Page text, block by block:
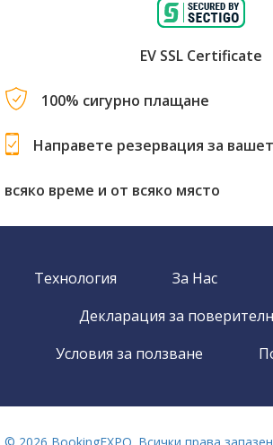
EV SSL Certificate
100% сигурно плащане
Направете резервация за
всяко време и от всяко място
Технология За Нас
Декларация за
Условия за ползване